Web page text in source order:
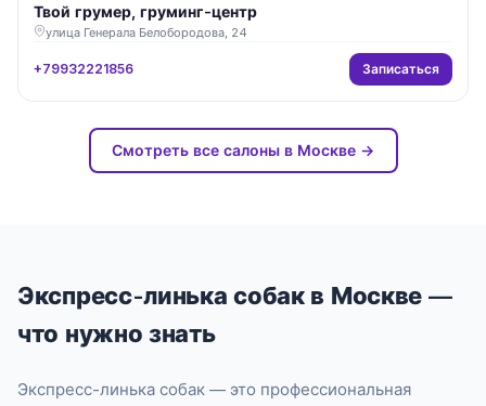
Твой грумер, груминг-центр
улица Генерала Белобородова, 24
+79932221856 Записаться
Смотреть все салоны в Москве →
Экспресс-линька собак в Москве —
что нужно знать
Экспресс-линька собак — это профессиональная